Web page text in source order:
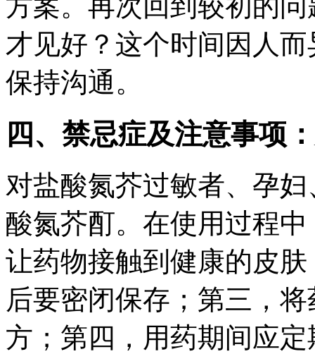
才见好？这个时间因人
保持沟通。
四、禁忌症及注意事项
对盐酸氮芥过敏者、孕
酸氮芥酊。在使用过程
让药物接触到健康的皮
后要密闭保存；第三，
方；第四，用药期间应